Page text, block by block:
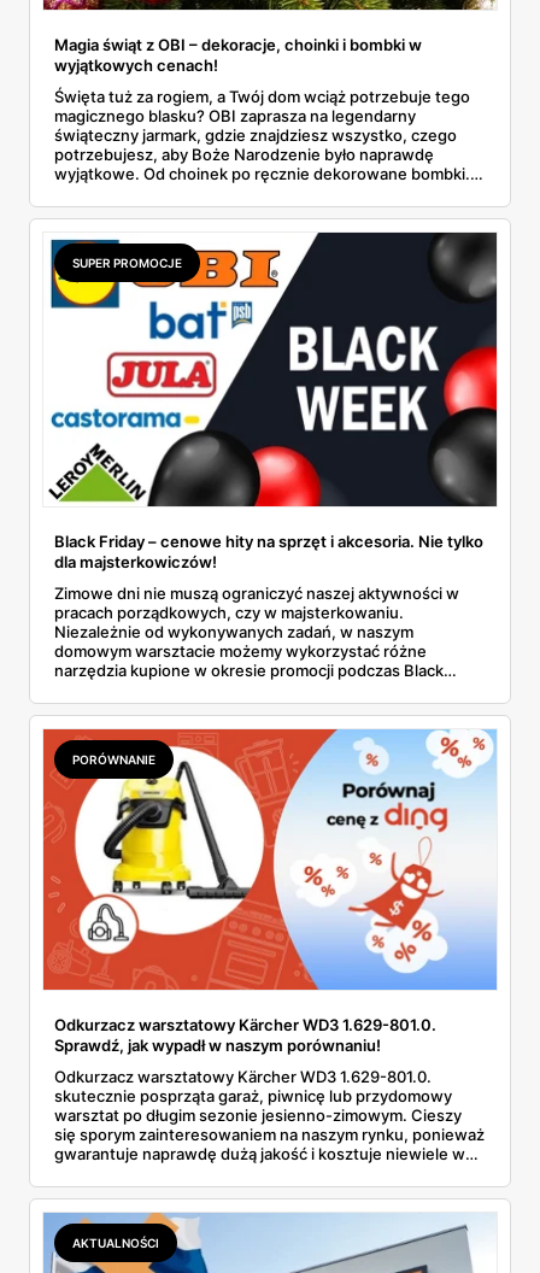
Magia świąt z OBI – dekoracje, choinki i bombki w
wyjątkowych cenach!
Święta tuż za rogiem, a Twój dom wciąż potrzebuje tego
magicznego blasku? OBI zaprasza na legendarny
świąteczny jarmark, gdzie znajdziesz wszystko, czego
potrzebujesz, aby Boże Narodzenie było naprawdę
wyjątkowe. Od choinek po ręcznie dekorowane bombki.
SUPER PROMOCJE
Black Friday – cenowe hity na sprzęt i akcesoria. Nie tylko
dla majsterkowiczów!
Zimowe dni nie muszą ograniczyć naszej aktywności w
pracach porządkowych, czy w majsterkowaniu.
Niezależnie od wykonywanych zadań, w naszym
domowym warsztacie możemy wykorzystać różne
narzędzia kupione w okresie promocji podczas Black
wybrane oferty!
PORÓWNANIE
Odkurzacz warsztatowy Kärcher WD3 1.629-801.0.
Sprawdź, jak wypadł w naszym porównaniu!
Odkurzacz warsztatowy Kärcher WD3 1.629-801.0.
skutecznie posprząta garaż, piwnicę lub przydomowy
warsztat po długim sezonie jesienno-zimowym. Cieszy
się sporym zainteresowaniem na naszym rynku, ponieważ
gwarantuje naprawdę dużą jakość i kosztuje niewiele w
kupić w niskiej cenie w jednym ze znanych marketów
remontowo-budowlanych. Sprawdź, jaką ofertę
promocyjną wybraliśmy i zapoznaj się z naszym
porównaniem.
AKTUALNOŚCI